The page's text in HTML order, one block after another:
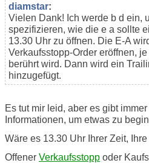
diamstar:
Vielen Dank! Ich werde b d ein,
spezifizieren, wie die e a sollte
13.30 Uhr zu öffnen. Die E-A
Verkaufsstopp-Order eröffnen,
berührt wird. Dann wird ein
hinzugefügt.
Es tut mir leid, aber es gibt
Informationen, um etwas zu
Wäre es 13.30 Uhr Ihrer Zeit,
Offener Verkaufsstopp oder